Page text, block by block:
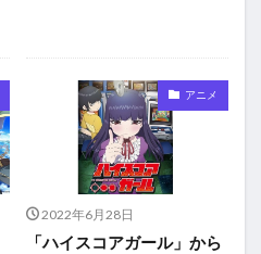
アニメ
2022年6月28日
「ハイスコアガール」から